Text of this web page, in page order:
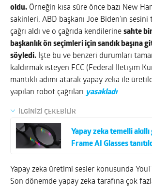
oldu. Örneğin kısa süre önce bazı New
sakinleri, ABD başkanı Joe Biden’ın
çağrı aldı ve o çağrıda kendilerinesahte
başkanlık ön seçimleri için sandık başına
söyledi. İşte bu ve benzeri durumları
kaldırmak isteyen FCC (Federal İletişim
mantıklı adımı atarak yapay zeka ile
yapılan robot çağrıları yasakladı.
İLGİNİZİ ÇEKEBİLİR
Yapay zeka temelli
Frame AI Glasses
Yapay zeka üretimi sesler konusunda
Son dönemde yapay zeka tarafına çok